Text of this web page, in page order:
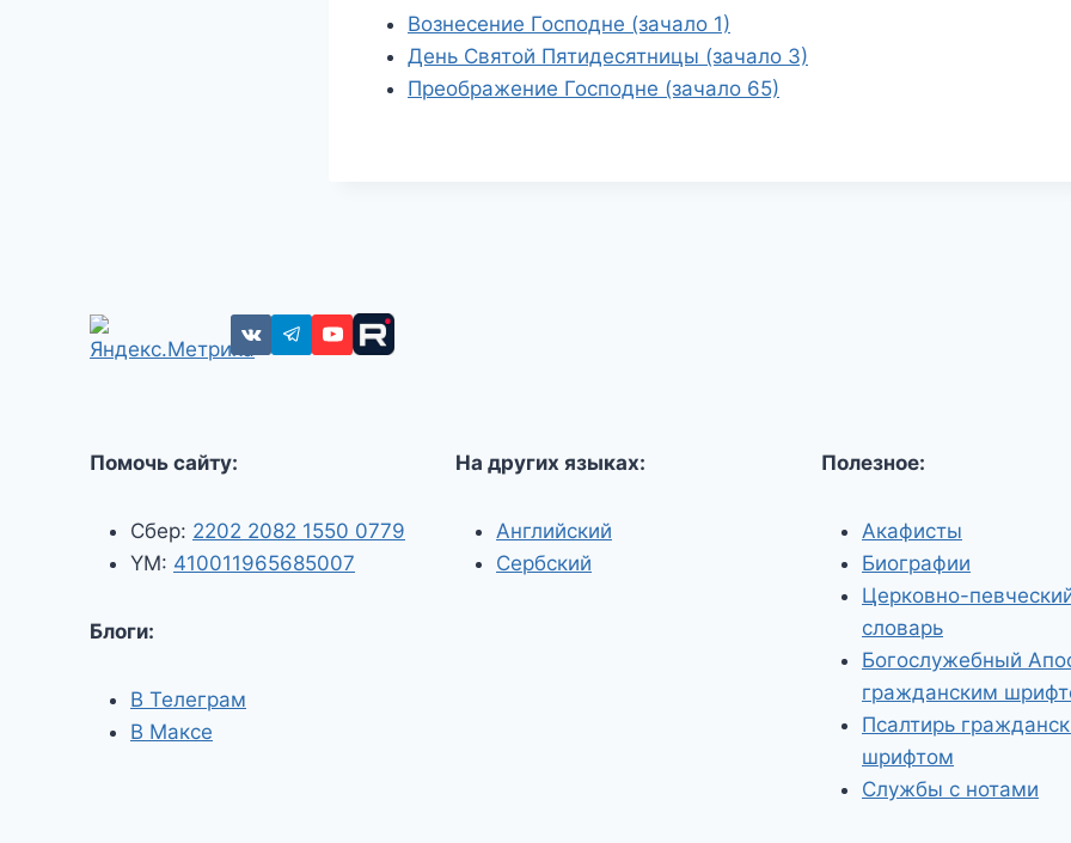
Вознесение Господне (зачало 1)
День Святой Пятидесятницы (зачало 3)
Преображение Господне (зачало 65)
Помочь сайту:
Сбер: 2202 2082 1550 0779
YM: 410011965685007
Блоги:
В Телеграм
В Максе
На других языках:
Английский
Сербский
Полезное:
Акафисты
Биографии
Церковно-
словарь
Богослужебный
гражданским
Псалтирь
шрифтом
Службы с нотами